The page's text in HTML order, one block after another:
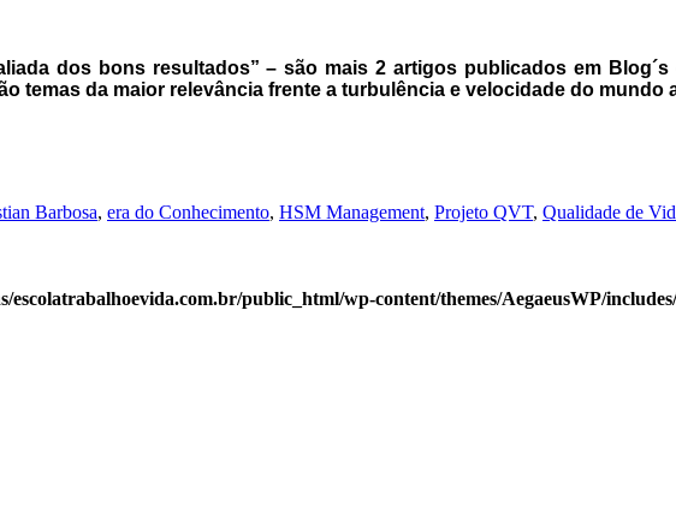
dos bons resultados” – são mais 2 artigos publicados em Blog´s
temas da maior relevância frente a turbulência e velocidade do mundo
Barbosa, era do Conhecimento, HSM Management, Projeto QVT, Qualidade de
escolatrabalhoevida.com.br/public_html/wp-content/themes/AegaeusWP/